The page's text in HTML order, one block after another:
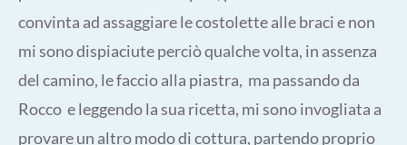
convinta ad assaggiare le costolette alle braci e non
mi sono dispiaciute perciò qualche volta, in assenza
del camino, le faccio alla piastra, ma passando da
Rocco e leggendo la sua ricetta, mi sono invogliata a
provare un altro modo di cottura, partendo proprio